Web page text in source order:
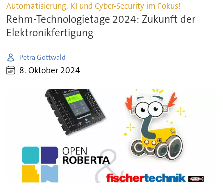
Automatisierung, KI und Cyber-Security im Fokus!
Rehm-Technologietage 2024: Zukunft der
Elektronikfertigung
Petra Gottwald
8. Oktober 2024